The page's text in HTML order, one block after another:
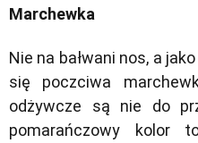
Marchewka
Nie na bałwani nos, a
się poczciwa
odżywcze są nie do
pomarańczowy kolor